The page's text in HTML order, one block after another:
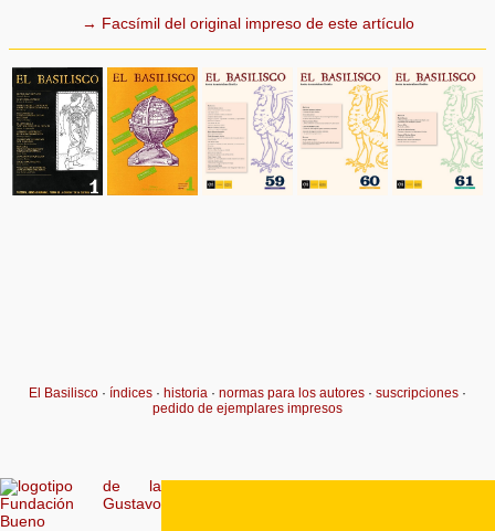
→ Facsímil del original impreso de este artículo
El Basilisco · índices · historia · normas para los autores · suscripciones ·
pedido de ejemplares impresos